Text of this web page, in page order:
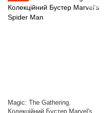
Magic: The Gathering.
Колекційний Бустер Marvel's